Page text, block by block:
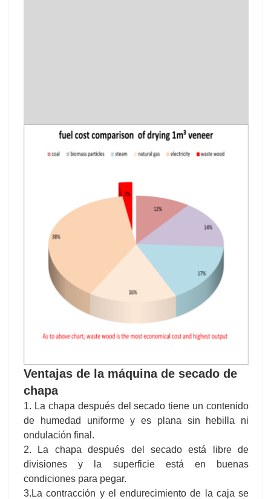
Ventajas de la máquina de secado de
chapa
1. La chapa después del secado tiene un contenido
de humedad uniforme y es plana sin hebilla ni
ondulación final.
divisiones y la superficie está en buenas
condiciones para pegar.
3.La contracción y el endurecimiento de la caja se
mantienen al mínimo y se evitan el colapso y el
sistema de control automático con méritos de ahorro
de costos de mano de obra, fácil operación y baja
tasa de fallas. Los principales componentes